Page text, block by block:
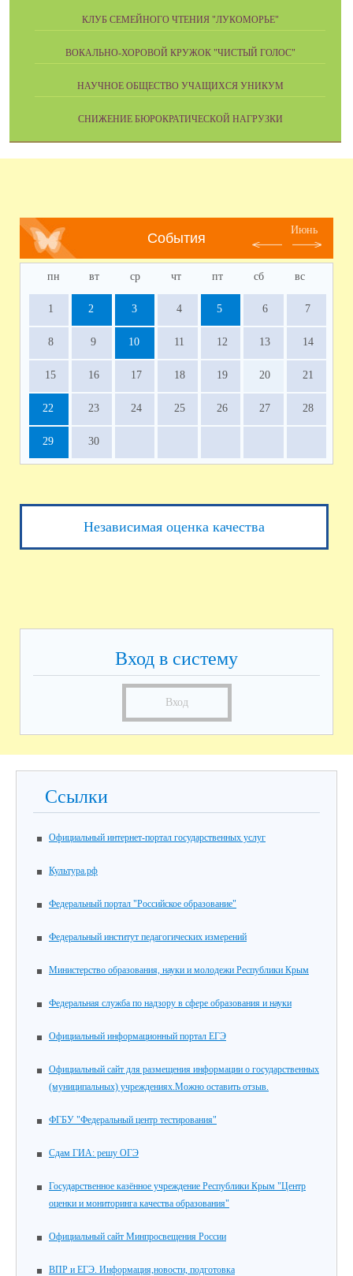
КЛУБ СЕМЕЙНОГО ЧТЕНИЯ "ЛУКОМОРЬЕ"
ВОКАЛЬНО-ХОРОВОЙ КРУЖОК "ЧИСТЫЙ ГОЛОС"
НАУЧНОЕ ОБЩЕСТВО УЧАЩИХСЯ УНИКУМ
СНИЖЕНИЕ БЮРОКРАТИЧЕСКОЙ НАГРУЗКИ
События
Июнь
пн вт ср чт пт сб вс
1 2 3 4 5 6 7
8 9 10 11 12 13 14
15 16 17 18 19 20 21
22 23 24 25 26 27 28
29 30
Независимая оценка качества
Вход в систему
Вход
Ссылки
Официальный интернет-портал государственных услуг
Культура.рф
Федеральный портал "Российское образование"
Федеральный институт педагогических измерений
Министерство образования, науки и молодежи Республики Крым
Федеральная служба по надзору в сфере образования и науки
Официальный информационный портал ЕГЭ
Официальный сайт для размещения информации о государственных
(муниципальных) учреждениях.Можно оставить отзыв.
ФГБУ "Федеральный центр тестирования"
Сдам ГИА: решу ОГЭ
Государственное казённое учреждение Республики Крым "Центр
оценки и мониторинга качества образования"
Официальный сайт Минпросвещения России
ВПР и ЕГЭ. Информация,новости, подготовка